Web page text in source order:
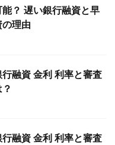
？ 遅い銀行融資と早
理由
融資 金利 利率と審査
融資 金利 利率と審査